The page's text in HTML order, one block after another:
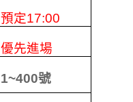
預定17:00
優先進場
1~400號